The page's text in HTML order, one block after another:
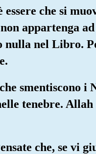
essere che si
appartenga
nulla nel Libro.
smentiscono i
tenebre. Allah
che, se vi